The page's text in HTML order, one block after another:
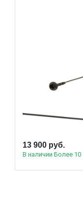
13 900 руб.
В наличии Более 10